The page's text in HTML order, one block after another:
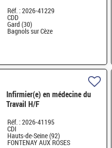
Réf. : 2026-41229
CDD
Gard (30)
Bagnols sur Cèze
Infirmier(e) en médecine du
Travail H/F
Réf. : 2026-41195
CDI
Hauts-de-Seine (92)
FONTENAY AUX ROSES